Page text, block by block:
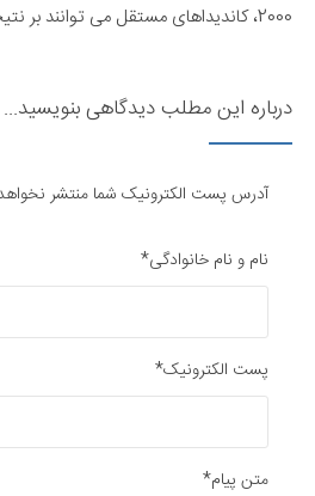
2000، کاندیداهای مستقل می توانند بر نتیجه انتخابات تاثیرگذار باشند؟
درباره این مطلب دیدگاهی بنویسید...
آدرس پست الکترونیک شما منتشر
نام و نام خانوادگی*
پست الکترونیک*
متن پیام*